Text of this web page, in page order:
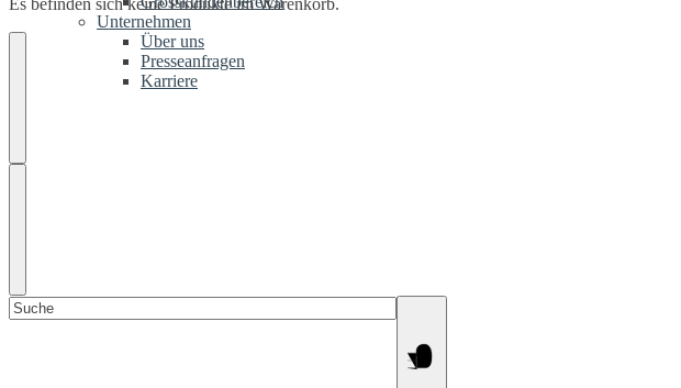
Unternehmen
Über uns
Presseanfragen
Karriere
Es befinden sich keine Produkte im Warenkorb.
Suchen
nach: